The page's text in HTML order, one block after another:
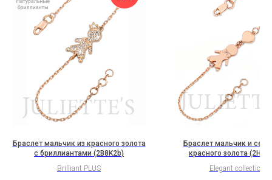
Браслет мальчик из красного золота
с бриллиантами (2B8K2b)
Brilliant PLUS
Браслет мальчик и
красного золота
Elegant collection